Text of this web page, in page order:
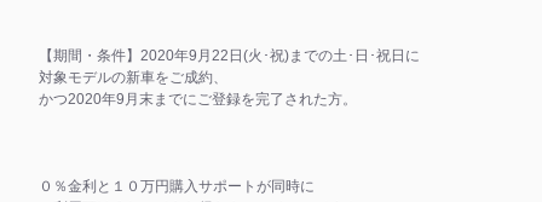
【期間・条件】2020年9月22日(火･祝)までの土･日･祝日に
対象モデルの新車をご成約、
かつ2020年9月末までにご登録を完了された方。
０％金利と１０万円購入サポートが同時に